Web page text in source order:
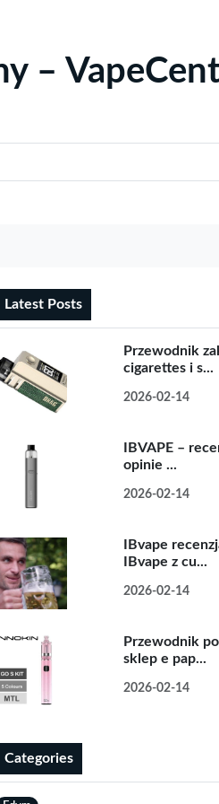
–
Latest Posts
Przewodnik
cigarettes i s...
2026-02-14
IBVAPE –
opinie ...
2026-02-14
IBvape
IBvape z cu...
2026-02-14
Przewodnik
sklep e pap...
2026-02-14
Categories